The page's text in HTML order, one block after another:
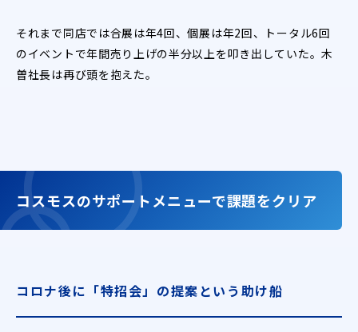
それまで同店では合展は年4回、個展は年2回、トータル6回
のイベントで年間売り上げの半分以上を叩き出していた。木
曽社長は再び頭を抱えた。
コスモスのサポートメニューで課題をクリア
コロナ後に「特招会」の提案という助け船